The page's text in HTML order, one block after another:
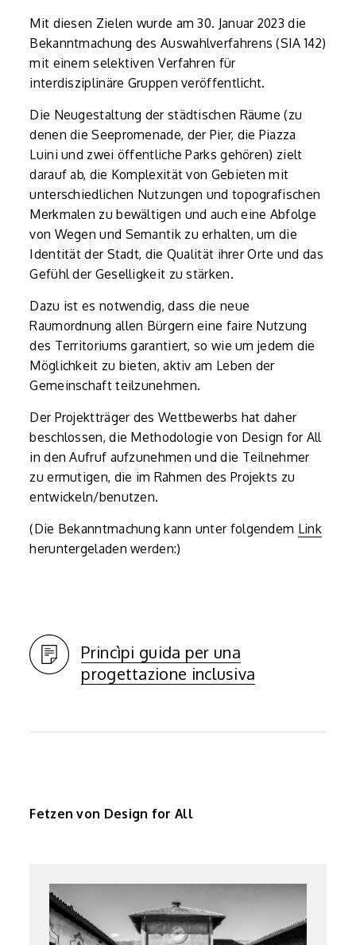
Mit diesen Zielen wurde am 30. Januar 2023 die
Bekanntmachung des Auswahlverfahrens (SIA 142)
mit einem selektiven Verfahren für
interdisziplinäre Gruppen veröffentlicht.
Die Neugestaltung der städtischen Räume (zu
denen die Seepromenade, der Pier, die Piazza
Luini und zwei öffentliche Parks gehören) zielt
darauf ab, die Komplexität von Gebieten mit
unterschiedlichen Nutzungen und topografischen
Merkmalen zu bewältigen und auch eine Abfolge
von Wegen und Semantik zu erhalten, um die
Identität der Stadt, die Qualität ihrer Orte und das
Gefühl der Geselligkeit zu stärken.
Dazu ist es notwendig, dass die neue
Raumordnung allen Bürgern eine faire Nutzung
des Territoriums garantiert, so wie um jedem die
Möglichkeit zu bieten, aktiv am Leben der
Gemeinschaft teilzunehmen.
Der Projektträger des Wettbewerbs hat daher
beschlossen, die Methodologie von Design for All
in den Aufruf aufzunehmen und die Teilnehmer
zu ermutigen, die im Rahmen des Projekts zu
entwickeln/benutzen.
(Die Bekanntmachung kann unter folgendem Link
heruntergeladen werden:)
Princìpi guida per una
progettazione inclusiva
Fetzen von Design for All